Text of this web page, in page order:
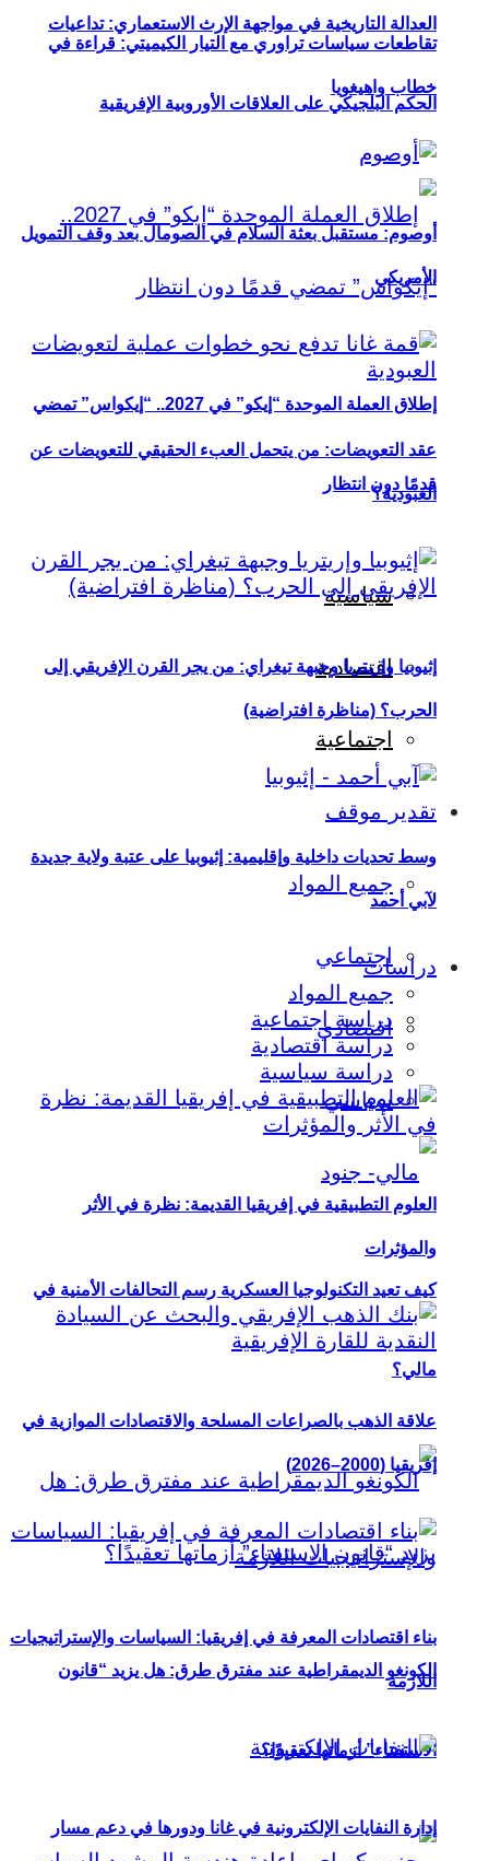
العدالة التاريخية في مواجهة الإرث الاستعماري: تداعيات
الحكم البلجيكي على العلاقات الأوروبية الإفريقية
إطلاق العملة الموحدة “إيكو” في 2027.. “إيكواس” تمضي
قدمًا دون انتظار
سياسية
اقتصادية
اجتماعية
تقدير موقف
جميع المواد
اجتماعي
اقتصادي
سياسي
كيف تعيد التكنولوجيا العسكرية رسم التحالفات الأمنية في
مالي؟
الكونغو الديمقراطية عند مفترق طرق: هل يزيد “قانون
الاستفتاء” أزماتها تعقيدًا؟
تقاطعات سياسات تراوري مع التيار الكيميتي: قراءة في
خطاب واهيغويا
أوصوم: مستقبل بعثة السلام في الصومال بعد وقف التمويل
الأمريكي
عقد التعويضات: من يتحمل العبء الحقيقي للتعويضات عن
العبودية؟
إثيوبيا وإريتريا وجبهة تيغراي: من يجر القرن الإفريقي إلى
الحرب؟ (مناظرة افتراضية)
وسط تحديات داخلية وإقليمية: إثيوبيا على عتبة ولاية جديدة
لآبي أحمد
دراسات
جميع المواد
دراسة اجتماعية
دراسة اقتصادية
دراسة سياسية
العلوم التطبيقية في إفريقيا القديمة: نظرة في الأثر
والمؤثرات
علاقة الذهب بالصراعات المسلحة والاقتصادات الموازية في
إفريقيا (2000–2026)
بناء اقتصادات المعرفة في إفريقيا: السياسات والإستراتيجيات
اللازمة
إدارة النفايات الإلكترونية في غانا ودورها في دعم مسار